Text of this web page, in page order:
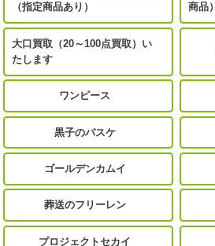
（指定商品あり）
商品）
大口買取（20～100点買取）い
たします
ワンピース
黒子のバスケ
ゴールデンカムイ
葬送のフリーレン
プロジェクトセカイ